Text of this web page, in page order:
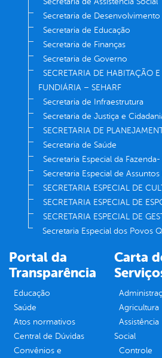
Secretaria de
Secretaria de Educação
Secretaria de Finanças
Secretaria de Governo
SECRETARIA DE HABITAÇÃO
FUNDIÁRIA – SEHARF
Secretaria de Infraestrutura
Secretaria de Justiça e
SECRETARIA DE
Secretaria de Saúde
Secretaria Especial da Fazenda-
Secretaria Especial de
SECRETARIA ESPECIAL DE
SECRETARIA ESPECIAL DE
SECRETARIA ESPECIAL DE
Secretaria Especial dos Povos
Portal da
Transparência
Educação
Saúde
Atos normativos
Central de Dúvidas
Convênios e
Carta
Agricultura
Assistência
Social
Controle